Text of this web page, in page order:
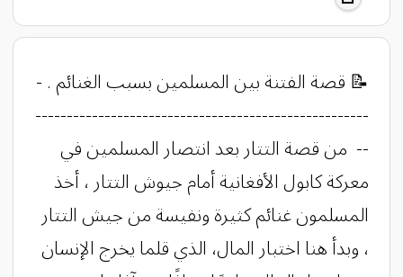
​​​​​​​​​​​​​​​​​​​​​​​​​​​​​​​​​​​​​​​​​​​​​​​​​​​​​​​​​​​​​📝 قصة الفتنة بين المسلمين بسبب الغنائم . -
-----------------------------------------------------
-- من قصة التتار بعد انتصار المسلمين في
معركة كابول الأفغانية أمام جيوش التتار ، أخذ
المسلمون غنائم كثيرة ونفيسة من جيش التتار
، وبدأ هنا اختبار المال، الذي قلما يخرج الإنسان